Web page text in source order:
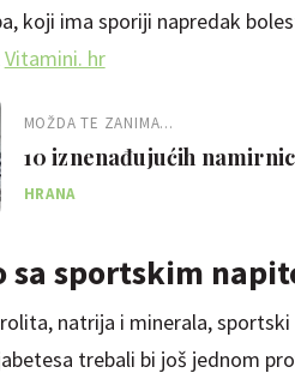
koji ima sporiji napredak
Vitamini. hr
MOŽDA TE ZANIMA...
10 iznenađujućih
šećera u krvi
HRANA
sa sportskim
natrija i minerala,
trebali bi još jednom